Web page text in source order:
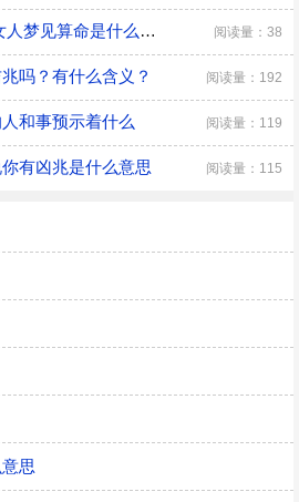
梦见算八字是什么意思 女人梦见算命是什么预兆 阅读量：38
吗？有什么含义？ 阅读量：192
和事预示着什么 阅读量：119
有凶兆是什么意思 阅读量：115
思